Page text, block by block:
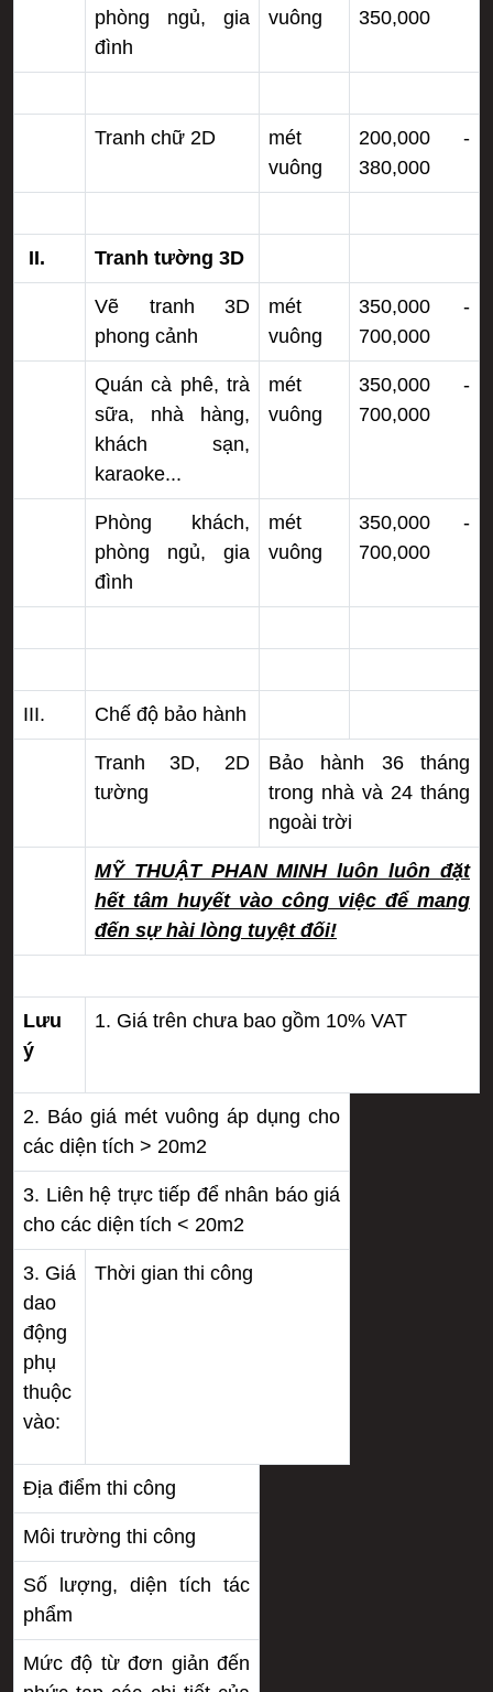
phòng ngủ, gia
đình
vuông
350,000
Tranh chữ 2D
mét
vuông
200,000 -
380,000
II. Tranh tường 3D
Vẽ tranh 3D
phong cảnh
mét
vuông
350,000 -
700,000
Quán cà phê, trà
sữa, nhà hàng,
khách sạn,
karaoke...
mét
vuông
350,000 -
700,000
Phòng khách,
phòng ngủ, gia
đình
mét
vuông
350,000 -
700,000
III. Chế độ bảo hành
Tranh 3D, 2D
tường
Bảo hành 36 tháng
trong nhà và 24 tháng
ngoài trời
MỸ THUẬT PHAN MINH luôn luôn đặt
hết tâm huyết vào công việc để mang
đến sự hài lòng tuyệt đối!
Lưu
ý
1. Giá trên chưa bao gồm 10% VAT
2. Báo giá mét vuông áp dụng cho
các diện tích > 20m2
3. Liên hệ trực tiếp để nhân báo giá
cho các diện tích < 20m2
3. Giá
dao
động
phụ
thuộc
vào:
Thời gian thi công
Địa điểm thi công
Môi trường thi công
Số lượng, diện tích tác
phẩm
Mức độ từ đơn giản đến